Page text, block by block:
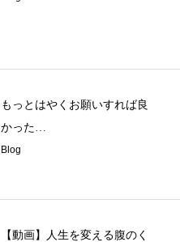
もっとはやくお願いすれば良
かった…
Blog
【動画】人生を変える腹のく